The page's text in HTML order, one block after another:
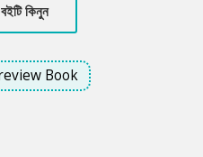
বইটি কিনুন
Book